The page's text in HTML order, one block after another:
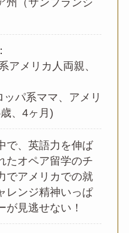
州（サンフランシ
アメリカ人両親、
パ系ママ、アメリ
、4ヶ月)
で、英語力を伸ば
たオペア留学のチ
でアメリカでの就
レンジ精神いっぱ
が見逃せない！